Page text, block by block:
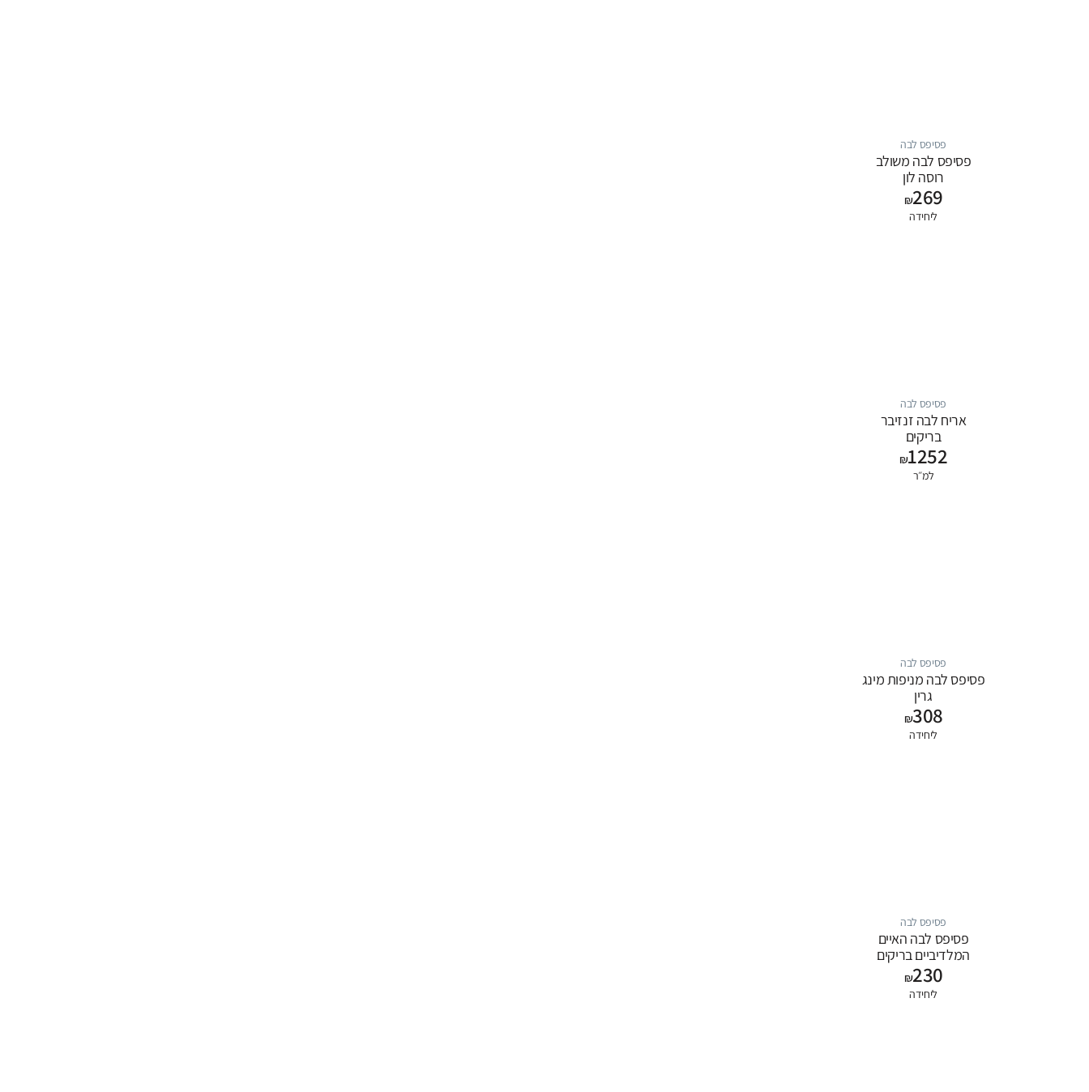
פסיפס לבה
פסיפס לבה משולב
רוסה לון
₪269
ליחידה
פסיפס לבה
אריח לבה זנזיבר
בריקים
₪1252
למ״ר
פסיפס לבה
פסיפס לבה מניפות מינג
גרין
₪308
ליחידה
פסיפס לבה
פסיפס לבה האיים
המלדיביים בריקים
1.5*5
₪230
ליחידה